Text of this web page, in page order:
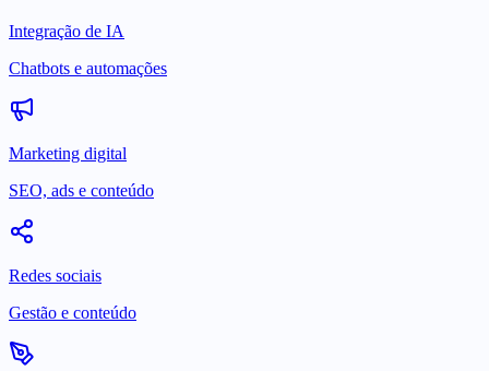
Integração de IA
Chatbots e automações
Marketing digital
SEO, ads e conteúdo
Redes sociais
Gestão e conteúdo